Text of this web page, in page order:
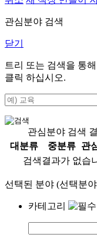
관심분야 검색
닫기
트리 또는 검색을 통
클릭 하십시오.
관심분야 검색
대분류
중분류
관
검색결과가 없습
선택된 분야 (선택분
카테고리